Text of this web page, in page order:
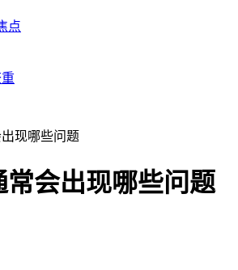
点
重
现哪些问题
常会出现哪些问题